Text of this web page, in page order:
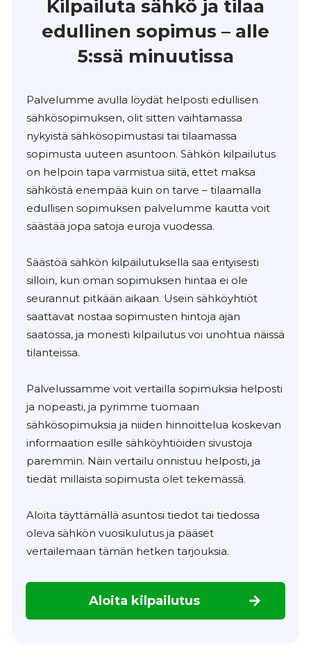
Kilpailuta sähkö ja tilaa
edullinen sopimus – alle
5:ssä minuutissa
Palvelumme avulla löydät helposti edullisen
sähkösopimuksen, olit sitten vaihtamassa
nykyistä sähkösopimustasi tai tilaamassa
sopimusta uuteen asuntoon. Sähkön kilpailutus
on helpoin tapa varmistua siitä, ettet maksa
sähköstä enempää kuin on tarve – tilaamalla
edullisen sopimuksen palvelumme kautta voit
säästää jopa satoja euroja vuodessa.
Säästöä sähkön kilpailutuksella saa erityisesti
silloin, kun oman sopimuksen hintaa ei ole
seurannut pitkään aikaan. Usein sähköyhtiöt
saattavat nostaa sopimusten hintoja ajan
saatossa, ja monesti kilpailutus voi unohtua näissä
tilanteissa.
Palvelussamme voit vertailla sopimuksia helposti
ja nopeasti, ja pyrimme tuomaan
sähkösopimuksia ja niiden hinnoittelua koskevan
informaation esille sähköyhtiöiden sivustoja
paremmin. Näin vertailu onnistuu helposti, ja
tiedät millaista sopimusta olet tekemässä.
Aloita täyttämällä asuntosi tiedot tai tiedossa
oleva sähkön vuosikulutus ja pääset
vertailemaan tämän hetken tarjouksia.
Aloita kilpailutus